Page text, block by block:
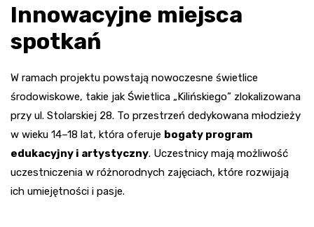
Innowacyjne miejsca
spotkań
W ramach projektu powstają nowoczesne świetlice
środowiskowe, takie jak Świetlica „Kilińskiego” zlokalizowana
przy ul. Stolarskiej 28. To przestrzeń dedykowana młodzieży
w wieku 14–18 lat, która oferuje bogaty program
edukacyjny i artystyczny. Uczestnicy mają możliwość
uczestniczenia w różnorodnych zajęciach, które rozwijają
ich umiejętności i pasje.